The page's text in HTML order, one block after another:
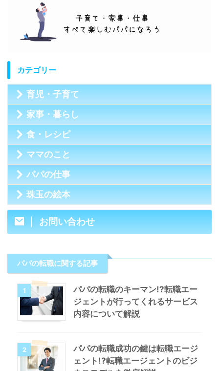
カテゴリー
育児・子育て
家事・暮らし
食・レシピ
ママのこと
パパの仕事
珠玉の絵本
お問い合わせ
パパの転職に関する記事
1
パパの転職のキーマン!?転職エー
ジェントが行ってくれるサービス
内容について解説
2
パパの転職成功の鍵は転職エージ
ェント!?転職エージェントのビジ